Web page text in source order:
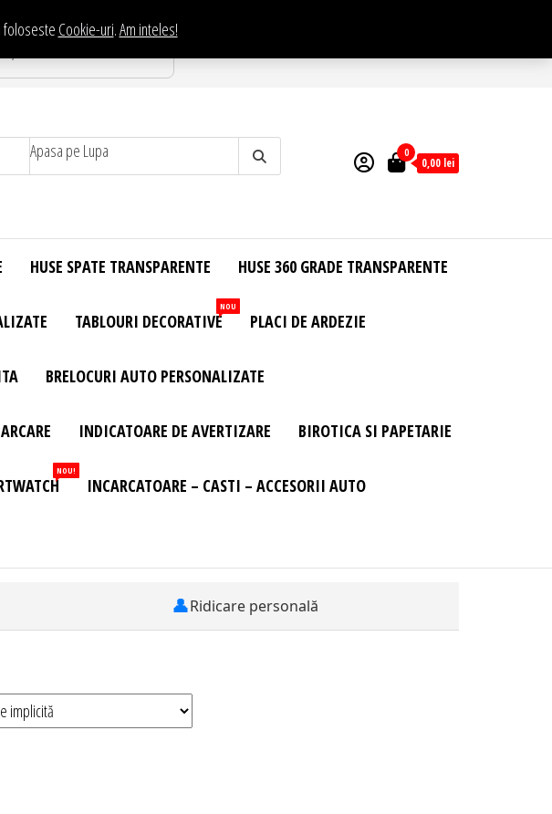
foloseste Cookie-uri.Am inteles!
Apasa pe Lupa 0
0,00 lei
HUSE SPATE TRANSPARENTE HUSE 360 GRADE TRANSPARENTE
TABLOURI DECORATIVE
NOU
PLACI DE ARDEZIE
BRELOCURI AUTO PERSONALIZATE
INDICATOARE DE AVERTIZARE BIROTICA SI PAPETARIE
NOU!
INCARCATOARE – CASTI – ACCESORII AUTO
👤Ridicare personală